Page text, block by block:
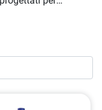
sicuri e igienici. Che
affidabili,
a noi per
di lavoro
vasta selezione